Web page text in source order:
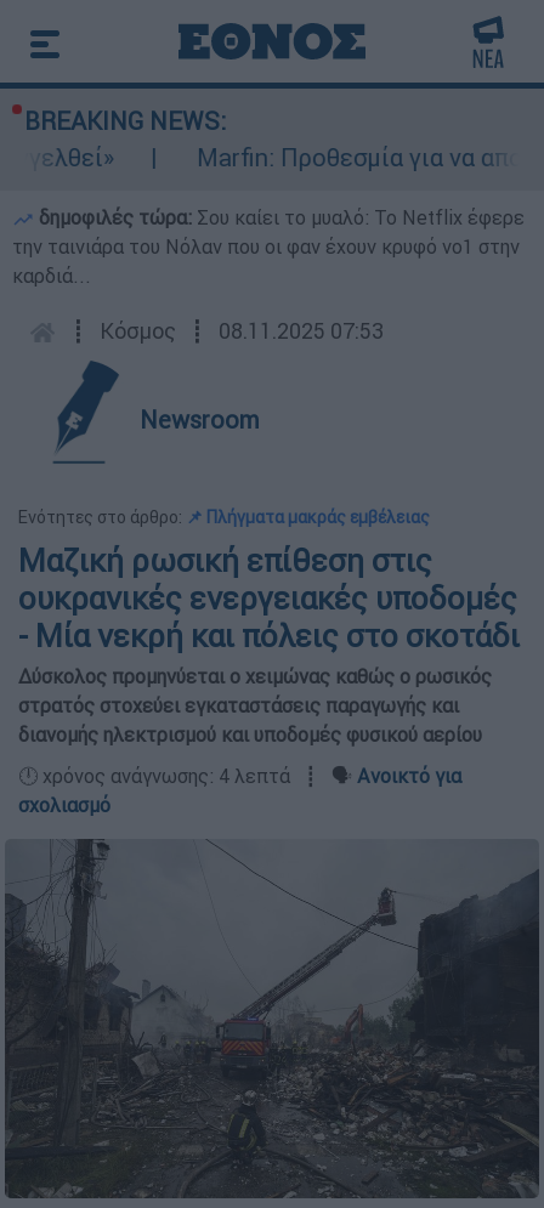
BREAKING NEWS:
Marfin: Προθεσμία για να
δημοφιλές τώρα: Σου καίει το μυαλό: Το Netflix έφερε
την ταινιάρα του Νόλαν που οι φαν έχουν κρυφό νο1 στην
καρδιά...
┋ Κόσμος ┋ 08.11.2025 07:53
Newsroom
Ενότητες στο άρθρο: 📌 Πλήγματα μακράς εμβέλειας
Μαζική ρωσική επίθεση στις
ουκρανικές ενεργειακές υποδομές
- Μία νεκρή και πόλεις στο σκοτάδι
Δύσκολος προμηνύεται ο χειμώνας καθώς ο ρωσικός
στρατός στοχεύει εγκαταστάσεις παραγωγής και
διανομής ηλεκτρισμού και υποδομές φυσικού αερίου
🕛 χρόνος ανάγνωσης: 4 λεπτά ┋ 🗣️ Ανοικτό για
σχολιασμό